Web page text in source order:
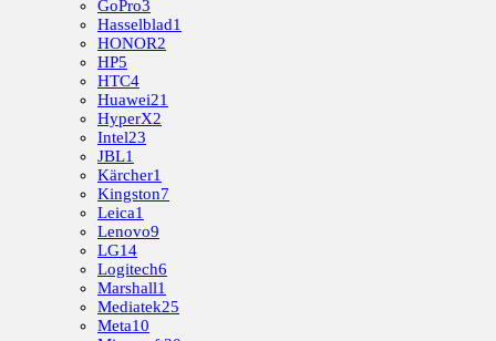
GoPro3
Hasselblad1
HONOR2
HP5
HTC4
Huawei21
HyperX2
Intel23
JBL1
Kärcher1
Kingston7
Leica1
Lenovo9
LG14
Logitech6
Marshall1
Mediatek25
Meta10